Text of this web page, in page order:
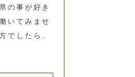
の事が好き
いてみませ
でしたら、